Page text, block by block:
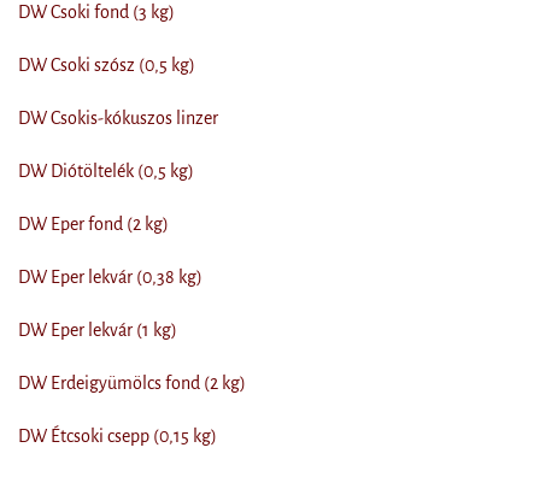
DW Csoki fond (3 kg)
DW Csoki szósz (0,5 kg)
DW Csokis-kókuszos linzer
DW Diótöltelék (0,5 kg)
DW Eper fond (2 kg)
DW Eper lekvár (0,38 kg)
DW Eper lekvár (1 kg)
DW Erdeigyümölcs fond (2 kg)
DW Étcsoki csepp (0,15 kg)